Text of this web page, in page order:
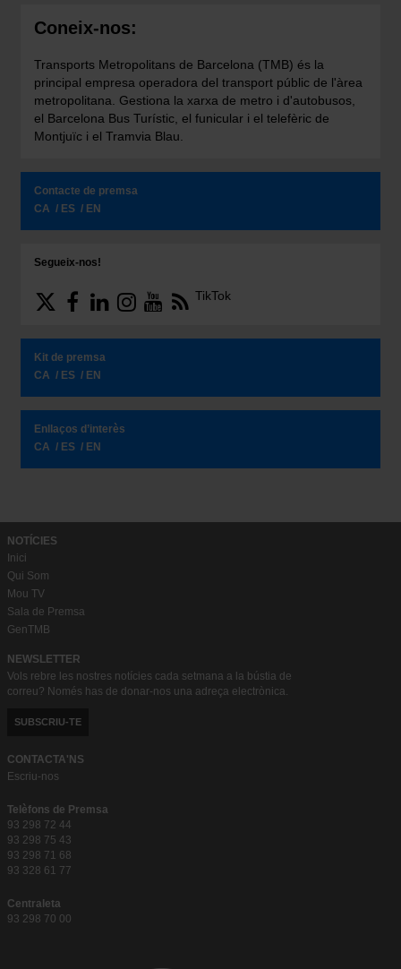
Coneix-nos:
Transports Metropolitans de Barcelona (TMB) és la
principal empresa operadora del transport públic de l'àrea
metropolitana. Gestiona la xarxa de metro i d'autobusos,
el Barcelona Bus Turístic, el funicular i el telefèric de
Montjuïc i el Tramvia Blau.
Contacte de premsa
CA
ES EN
Segueix-nos!
TikTok
Kit de premsa
CA
ES EN
Enllaços d’interès
CA
ES EN
NOTÍCIES
Inici
Qui Som
Mou TV
Sala de Premsa
GenTMB
NEWSLETTER
Vols rebre les nostres notícies cada setmana a la bústia de
correu? Només has de donar-nos una adreça electrònica.
SUBSCRIU-TE
CONTACTA'NS
Escriu-nos
Telèfons de Premsa
93 298 72 44
93 298 75 43
93 298 71 68
93 328 61 77
Centraleta
93 298 70 00